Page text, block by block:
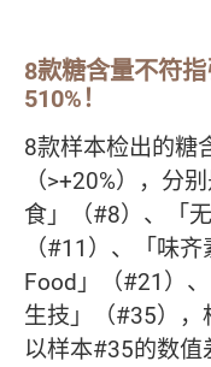
8款糖含量不符
510%！
8款样本检出的糖
（>+20%），分
食」（#8）、「
（#11）、「味
Food」（#21）
生技」（#35），
以样本#35的数值